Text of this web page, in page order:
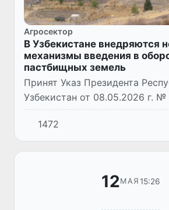
Агросектор
В Узбекистане внедряются
механизмы введения в
пастбищных земель
Принят Указ Президента
Узбекистан от 08.05.2026 г.
мерах по внедрению новых
стимулирования введения в
богарных и пастбищных
1472
12МАЯ 15:26